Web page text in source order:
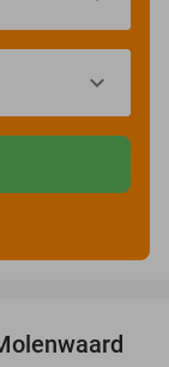
27%